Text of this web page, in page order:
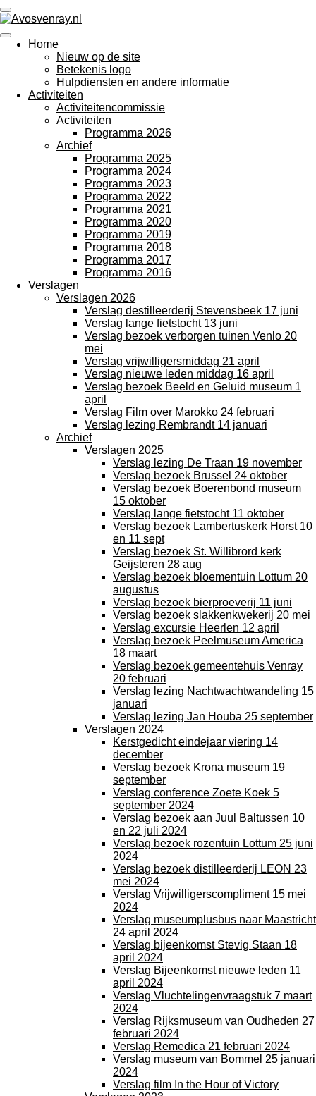
Ga
direct
naar
de
hoofdinhoud
Home
Nieuw op de site
Betekenis logo
Hulpdiensten en andere informatie
Activiteiten
Activiteitencommissie
Activiteiten
Programma 2026
Archief
Programma 2025
Programma 2024
Programma 2023
Programma 2022
Programma 2021
Programma 2020
Programma 2019
Programma 2018
Programma 2017
Programma 2016
Verslagen
Verslagen 2026
Verslag destilleerderij Stevensbeek 17 juni
Verslag lange fietstocht 13 juni
Verslag bezoek verborgen tuinen Venlo 20
mei
Verslag vrijwilligersmiddag 21 april
Verslag nieuwe leden middag 16 april
Verslag bezoek Beeld en Geluid museum 1
april
Verslag Film over Marokko 24 februari
Verslag lezing Rembrandt 14 januari
Archief
Verslagen 2025
Verslag lezing De Traan 19 november
Verslag bezoek Brussel 24 oktober
Verslag bezoek Boerenbond museum
15 oktober
Verslag lange fietstocht 11 oktober
Verslag bezoek Lambertuskerk Horst 10
en 11 sept
Verslag bezoek St. Willibrord kerk
Geijsteren 28 aug
Verslag bezoek bloementuin Lottum 20
augustus
Verslag bezoek bierproeverij 11 juni
Verslag bezoek slakkenkwekerij 20 mei
Verslag excursie Heerlen 12 april
Verslag bezoek Peelmuseum America
18 maart
Verslag bezoek gemeentehuis Venray
20 februari
Verslag lezing Nachtwachtwandeling 15
januari
Verslag lezing Jan Houba 25 september
Verslagen 2024
Kerstgedicht eindejaar viering 14
december
Verslag bezoek Krona museum 19
september
Verslag conference Zoete Koek 5
september 2024
Verslag bezoek aan Juul Baltussen 10
en 22 juli 2024
Verslag bezoek rozentuin Lottum 25 juni
2024
Verslag bezoek distilleerderij LEON 23
mei 2024
Verslag Vrijwilligerscompliment 15 mei
2024
Verslag museumplusbus naar Maastricht
24 april 2024
Verslag bijeenkomst Stevig Staan 18
april 2024
Verslag Bijeenkomst nieuwe leden 11
april 2024
Verslag Vluchtelingenvraagstuk 7 maart
2024
Verslag Rijksmuseum van Oudheden 27
februari 2024
Verslag Remedica 21 februari 2024
Verslag museum van Bommel 25 januari
2024
Verslag film In the Hour of Victory